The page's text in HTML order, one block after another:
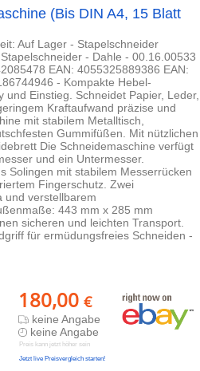
(Bis DIN A4, 15 Blatt
Auf Lager - Stapelschneider
- Dahle - 00.16.00533
EAN: 4055325889386 EAN:
- Kompakte Hebel-
und Einstieg. Schneidet Papier, Leder,
Kraftaufwand präzise und
mit stabilem Metalltisch,
Gummifüßen. Mit nützlichen
Die Schneidemaschine verfügt
und ein Untermesser.
Solingen mit stabilem Messerrücken
Fingerschutz. Zwei
und verstellbarem
443 mm x 285 mm
sicheren und leichten Transport.
für ermüdungsfreies Schneiden -
180,00 €
keine Angabe
keine Angabe
Preis kann jetzt höher sein
Jetzt live Preisvergleich starten!